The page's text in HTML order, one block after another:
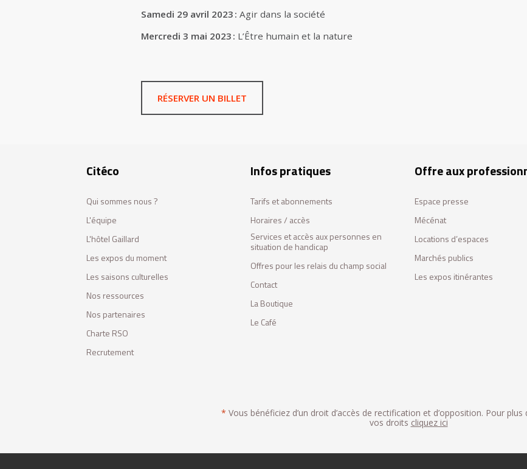
Samedi 29 avril 2023 : Agir dans la société
Mercredi 3 mai 2023 : L’Être humain et la nature
RÉSERVER UN BILLET
Citéco
Qui sommes nous ?
L'équipe
L'hôtel Gaillard
Les expos du moment
Les saisons culturelles
Nos ressources
Nos partenaires
Charte RSO
Recrutement
Infos pratiques
Tarifs et abonnements
Horaires / accès
Services et accès aux personnes en
situation de handicap
Offres pour les relais du champ social
Contact
La Boutique
Le Café
Offre aux
Espace presse
Mécénat
Locations d’espaces
Marchés publics
Les expos itinérantes
* Vous bénéficiez d’un droit d’accès de rectification et d’opposition. Pour plus
vos droits cliquez ici